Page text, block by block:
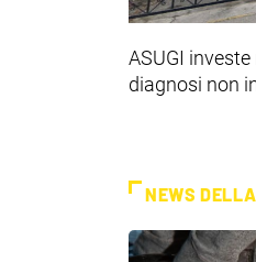
ASUGI
diagnosi non
NEWS